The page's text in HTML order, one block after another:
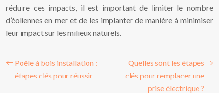
réduire ces impacts, il est important de limiter le nombre
d’éoliennes en mer et de les implanter de manière à minimiser
leur impact sur les milieux naturels.
Poêle à bois installation :
étapes clés pour réussir
Quelles sont les étapes
clés pour remplacer une
prise électrique ?